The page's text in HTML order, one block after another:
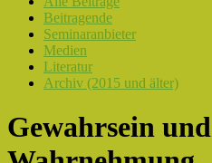
Liebe,
Eros
Tantra
Beitragende
Seminaranbieter
Medien
Literatur
Archiv (2015 und älter)
Gewahrsein und